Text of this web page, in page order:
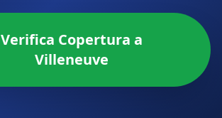
Verifica Copertura a
Villeneuve